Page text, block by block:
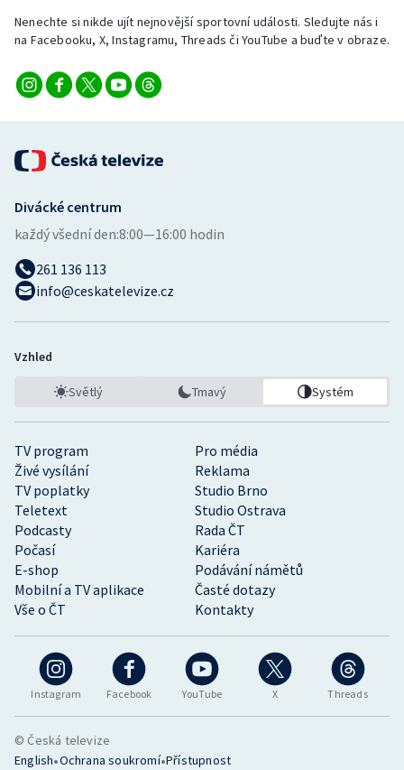
Triatlon
Vodní slalom
Volejbal
Nenechte si nikde ujít nejnovější sportovní události. Sledujte nás i
na Facebooku, X, Instagramu, Threads či YouTube a buďte v obraze.
Instagram Facebook YouTube X Threads
TV program
Pro média
Živé vysílání
Reklama
TV poplatky
Studio Brno
Teletext
Studio Ostrava
Podcasty
Rada ČT
Počasí
Kariéra
E-shop
Podávání námětů
Mobilní a TV aplikace
Časté dotazy
Vše o ČT
Kontakty
Divácké centrum
každý všední den:8:00—16:00 hodin
261 136 113
info@ceskatelevize.cz
Vzhled
Světlý Tmavý Systém
© Česká televize
English•Ochrana soukromí•Přístupnost